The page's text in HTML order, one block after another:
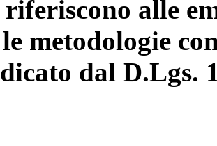
alle
metodologie
dal D.Lgs.